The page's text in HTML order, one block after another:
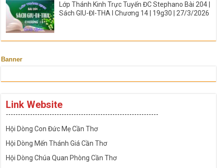
Lớp Thánh Kinh Trực Tuyến ĐC Stephano Bài 204 |
Sách GIU-ĐI-THA I Chương 14 | 19g30 | 27/3/2026
Banner
Link Website
---------------------------------------------------------------
Hội Dòng Con Đức Mẹ Cần Thơ
Hội Dòng Mến Thánh Giá Cần Thơ
Hội Dòng Chúa Quan Phòng Cần Thơ